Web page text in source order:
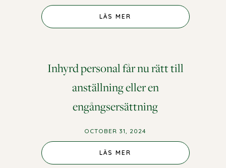
LÄS MER
Inhyrd personal får nu rätt till
anställning eller en
engångsersättning
OCTOBER 31, 2024
LÄS MER